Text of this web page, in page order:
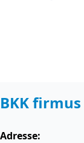
BKK firmus
Adresse: